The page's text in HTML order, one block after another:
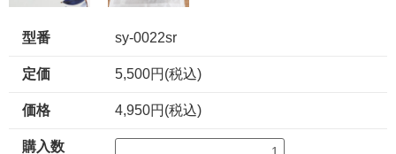
型番 sy-0022sr
定価 5,500円(税込)
価格 4,950円(税込)
購入数